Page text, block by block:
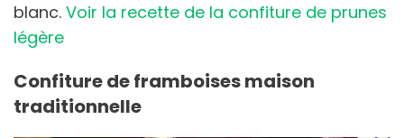
blanc. Voir la recette de la confiture de prunes
légère
Confiture de framboises maison
traditionnelle